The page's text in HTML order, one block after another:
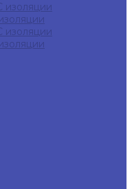
изоляции
изоляции